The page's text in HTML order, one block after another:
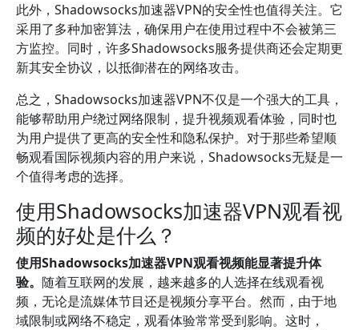
此外，Shadowsocks加速器VPN的安全性也值得关注。它
采用了多种加密算法，确保用户在使用过程中不会被第三
方监控。同时，许多Shadowsocks服务提供商还会定期更
新其安全协议，以抵御潜在的网络攻击。
总之，Shadowsocks加速器VPN不仅是一个强大的工具，
能够帮助用户绕过网络限制，提升视频观看体验，同时也
为用户提供了更高的安全性和隐私保护。对于那些希望顺
畅观看国际视频内容的用户来说，Shadowsocks无疑是一
个值得考虑的选择。
使用Shadowsocks加速器VPN观看视
频的好处是什么？
使用Shadowsocks加速器VPN观看视频能显著提升体
验。 随着互联网的发展，越来越多的人选择在线观看视
频，无论是流媒体节目还是视频分享平台。然而，由于地
域限制或网络不稳定，观看体验常常受到影响。这时，